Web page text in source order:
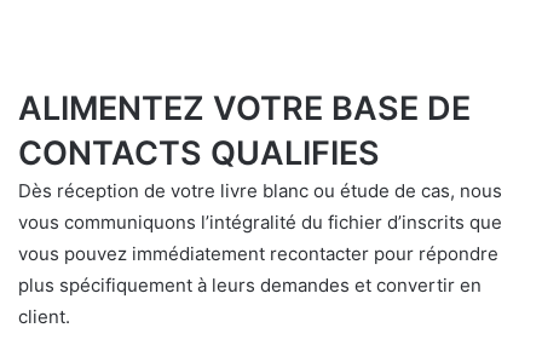
ALIMENTEZ VOTRE BASE DE
CONTACTS QUALIFIES
Dès réception de votre livre blanc ou étude de cas, nous
vous communiquons l’intégralité du fichier d’inscrits que
vous pouvez immédiatement recontacter pour répondre
plus spécifiquement à leurs demandes et convertir en
client.